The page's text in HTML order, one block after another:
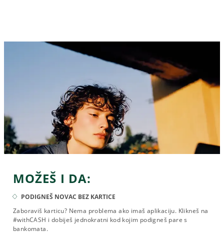
MOŽEŠ I DA:
PODIGNEŠ NOVAC BEZ KARTICE
Zaboraviš karticu? Nema problema ako imaš aplikaciju. Klikneš na
#withCASH i dobiješ jednokratni kod kojim podigneš pare s
bankomata.